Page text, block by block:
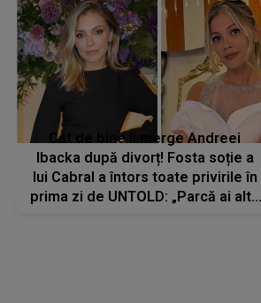
Cât de bine îi merge Andreei
Ibacka după divorț! Fosta soție a
lui Cabral a întors toate privirile în
prima zi de UNTOLD: „Parcă ai altă